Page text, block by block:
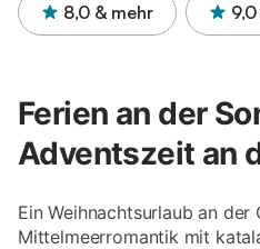
8,0 & mehr 9,0
Ferien an der
Adventszeit an
Ein Weihnachtsurlaub an
Mittelmeerromantik mit